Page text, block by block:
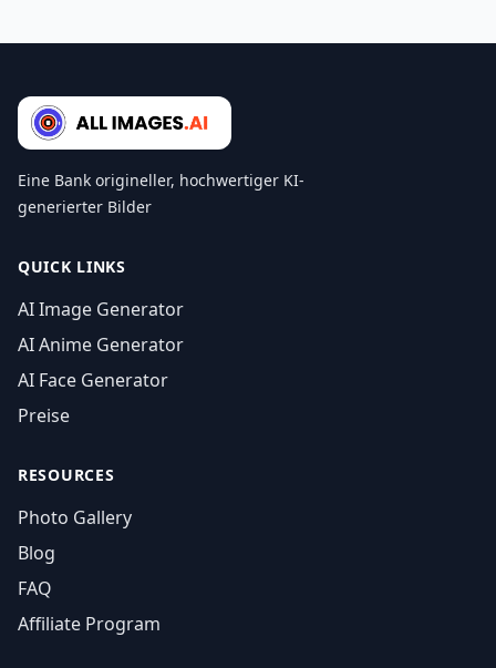
Eine Bank origineller, hochwertiger KI-
generierter Bilder
QUICK LINKS
AI Image Generator
AI Anime Generator
AI Face Generator
Preise
RESOURCES
Photo Gallery
Blog
FAQ
Affiliate Program